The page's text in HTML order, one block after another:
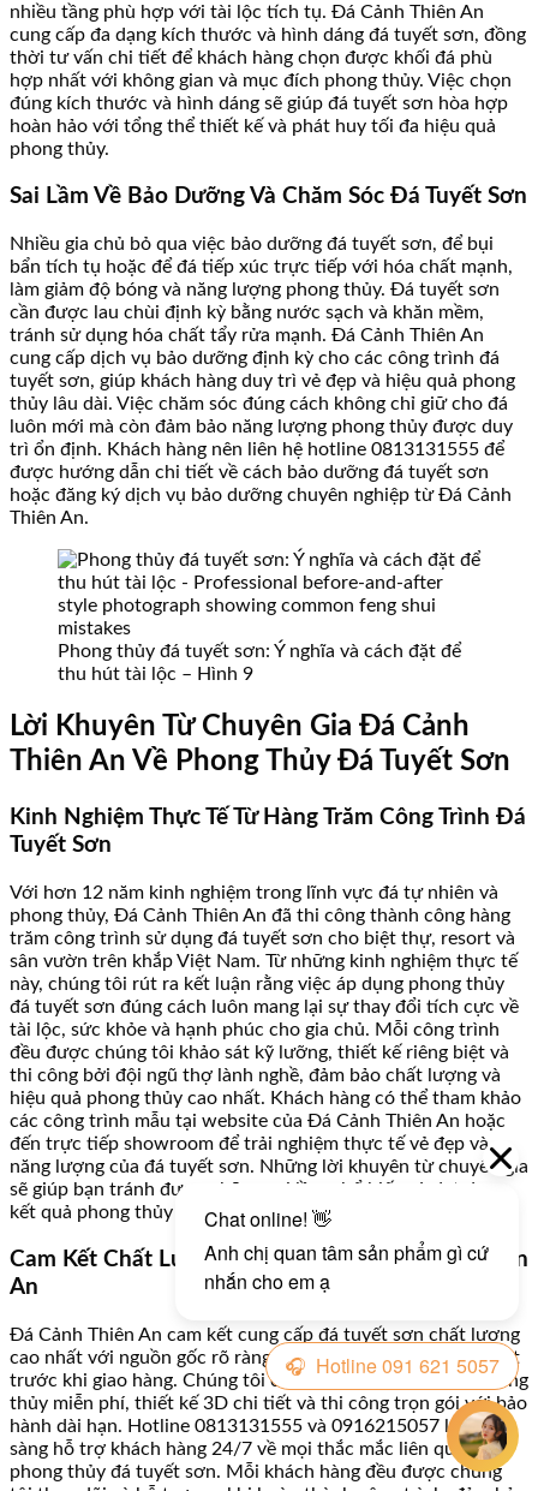
nhiều tầng phù hợp với tài lộc tích tụ. Đá Cảnh Thiên An
cung cấp đa dạng kích thước và hình dáng đá tuyết sơn, đồng
thời tư vấn chi tiết để khách hàng chọn được khối đá phù
hợp nhất với không gian và mục đích phong thủy. Việc chọn
đúng kích thước và hình dáng sẽ giúp đá tuyết sơn hòa hợp
hoàn hảo với tổng thể thiết kế và phát huy tối đa hiệu quả
phong thủy.
Sai Lầm Về Bảo Dưỡng Và Chăm Sóc Đá Tuyết Sơn
Nhiều gia chủ bỏ qua việc bảo dưỡng đá tuyết sơn, để bụi
bẩn tích tụ hoặc để đá tiếp xúc trực tiếp với hóa chất mạnh,
làm giảm độ bóng và năng lượng phong thủy. Đá tuyết sơn
cần được lau chùi định kỳ bằng nước sạch và khăn mềm,
tránh sử dụng hóa chất tẩy rửa mạnh. Đá Cảnh Thiên An
cung cấp dịch vụ bảo dưỡng định kỳ cho các công trình đá
tuyết sơn, giúp khách hàng duy trì vẻ đẹp và hiệu quả phong
thủy lâu dài. Việc chăm sóc đúng cách không chỉ giữ cho đá
luôn mới mà còn đảm bảo năng lượng phong thủy được duy
trì ổn định. Khách hàng nên liên hệ hotline 0813131555 để
được hướng dẫn chi tiết về cách bảo dưỡng đá tuyết sơn
hoặc đăng ký dịch vụ bảo dưỡng chuyên nghiệp từ Đá Cảnh
Thiên An.
Phong thủy đá tuyết sơn: Ý nghĩa và cách đặt để
thu hút tài lộc – Hình 9
Lời Khuyên Từ Chuyên Gia Đá Cảnh
Thiên An Về Phong Thủy Đá Tuyết Sơn
Kinh Nghiệm Thực Tế Từ Hàng Trăm Công Trình Đá
Tuyết Sơn
Với hơn 12 năm kinh nghiệm trong lĩnh vực đá tự nhiên và
phong thủy, Đá Cảnh Thiên An đã thi công thành công hàng
trăm công trình sử dụng đá tuyết sơn cho biệt thự, resort và
sân vườn trên khắp Việt Nam. Từ những kinh nghiệm thực tế
này, chúng tôi rút ra kết luận rằng việc áp dụng phong thủy
đá tuyết sơn đúng cách luôn mang lại sự thay đổi tích cực về
tài lộc, sức khỏe và hạnh phúc cho gia chủ. Mỗi công trình
đều được chúng tôi khảo sát kỹ lưỡng, thiết kế riêng biệt và
thi công bởi đội ngũ thợ lành nghề, đảm bảo chất lượng và
hiệu quả phong thủy cao nhất. Khách hàng có thể tham khảo
các công trình mẫu tại website của Đá Cảnh Thiên An hoặc
đến trực tiếp showroom để trải nghiệm thực tế vẻ đẹp và
năng lượng của đá tuyết sơn. Những lời khuyên từ chuyên gia
sẽ giúp bạn tránh được những sai lầm phổ biến và đạt được
kết quả phong thủy tốt nhất trong thời gian ngắn nhất.
Cam Kết Chất Lượng Và Dịch Vụ Từ Đá Cảnh Thiên
An
Đá Cảnh Thiên An cam kết cung cấp đá tuyết sơn chất lượng
cao nhất với nguồn gốc rõ ràng, được kiểm định nghiêm ngặt
trước khi giao hàng. Chúng tôi cung cấp dịch vụ tư vấn phong
thủy miễn phí, thiết kế 3D chi tiết và thi công trọn gói với bảo
hành dài hạn. Hotline 0813131555 và 0916215057 luôn sẵn
sàng hỗ trợ khách hàng 24/7 về mọi thắc mắc liên quan đến
phong thủy đá tuyết sơn. Mỗi khách hàng đều được chúng